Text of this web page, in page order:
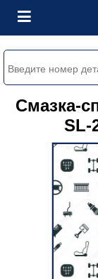
Смазка-
SL-